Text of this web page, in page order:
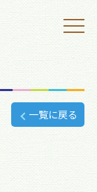
一覧に戻る